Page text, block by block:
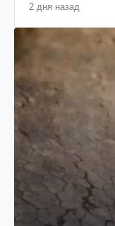
2 дня назад